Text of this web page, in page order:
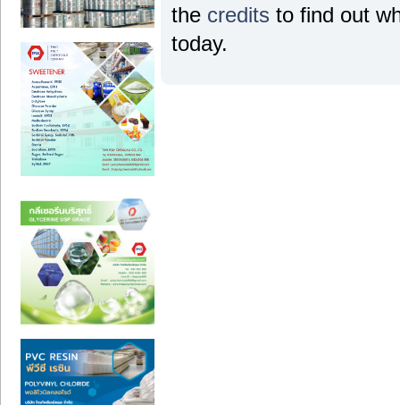
the credits to find out
today.